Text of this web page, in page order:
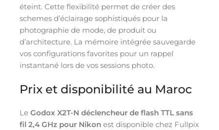
éteint. Cette flexibilité permet de créer des
schemes d’éclairage sophistiqués pour la
photographie de mode, de produit ou
d’architecture. La mémoire intégrée sauvegarde
vos configurations favorites pour un rappel
instantané lors de vos sessions photo.
Prix et disponibilité au Maroc
Le Godox X2T-N déclencheur de flash TTL sans
fil 2,4 GHz pour Nikon est disponible chez Fullpix